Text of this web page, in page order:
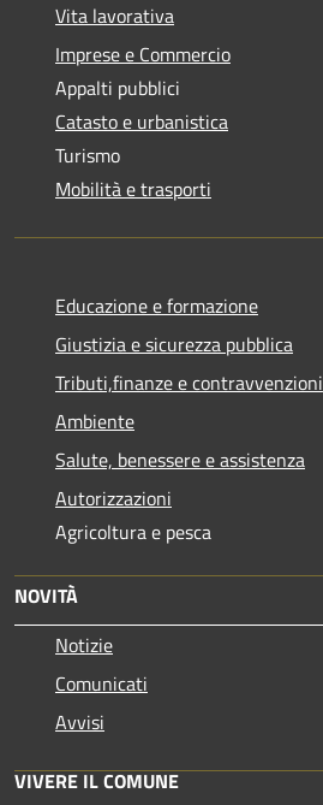
Vita lavorativa
Imprese e Commercio
Appalti pubblici
Catasto e urbanistica
Turismo
Mobilità e trasporti
Educazione e formazione
Giustizia e sicurezza pubblica
Tributi,finanze e contravvenzioni
Ambiente
Salute, benessere e assistenza
Autorizzazioni
Agricoltura e pesca
NOVITÀ
Notizie
Comunicati
Avvisi
VIVERE IL COMUNE